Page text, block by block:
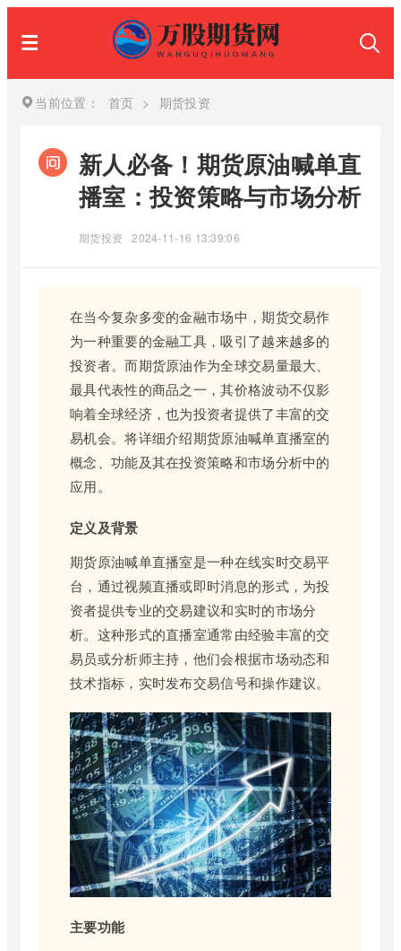
当前位置： 首页 > 期货投资
新人必备！期货原油喊单直
播室：投资策略与市场分析
期货投资 2024-11-16 13:39:06
在当今复杂多变的金融市场中，期货交易作
为一种重要的金融工具，吸引了越来越多的
投资者。而期货原油作为全球交易量最大、
最具代表性的商品之一，其价格波动不仅影
响着全球经济，也为投资者提供了丰富的交
易机会。将详细介绍期货原油喊单直播室的
概念、功能及其在投资策略和市场分析中的
应用。
定义及背景
期货原油喊单直播室是一种在线实时交易平
台，通过视频直播或即时消息的形式，为投
资者提供专业的交易建议和实时的市场分
析。这种形式的直播室通常由经验丰富的交
易员或分析师主持，他们会根据市场动态和
技术指标，实时发布交易信号和操作建议。
主要功能